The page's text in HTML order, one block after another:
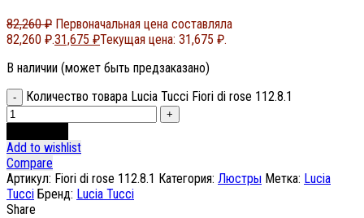
82,260₽ Первоначальная цена составляла
82,260 ₽.31,675 ₽Текущая цена: 31,675 ₽.
В наличии (может быть предзаказано)
Количество товара Lucia Tucci Fiori di rose 112.8.1
Add to wishlist
Compare
Артикул: Fiori di rose 112.8.1 Категория: Люстры Метка: Lucia
Tucci Бренд: Lucia Tucci
Share